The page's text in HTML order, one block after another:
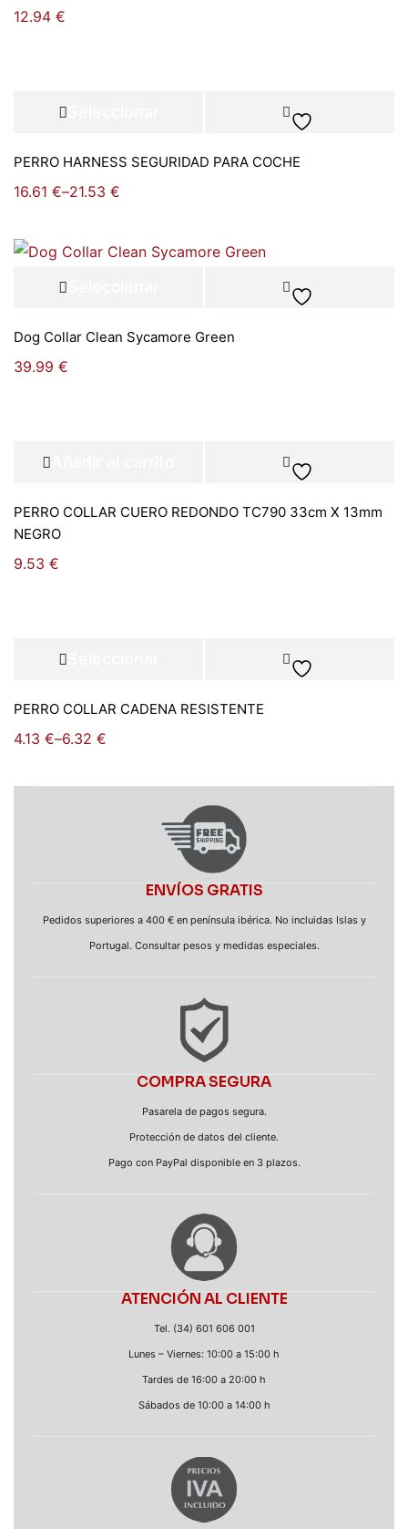
12.94 €
PERRO HARNESS SEGURIDAD PARA COCHE
16.61 €–21.53 €
opciones
Dog Collar Clean Sycamore Green
39.99 €
opciones
PERRO COLLAR CUERO REDONDO TC790 33cm X 13mm
NEGRO
9.53 €
PERRO COLLAR CADENA RESISTENTE
4.13 €–6.32 €
opciones
ENVÍOS GRATIS
Pedidos superiores a 400 € en península ibérica. No incluidas Islas y
Portugal. Consultar pesos y medidas especiales.
COMPRA SEGURA
Pasarela de pagos segura.
Protección de datos del cliente.
Pago con PayPal disponible en 3 plazos.
ATENCIÓN AL CLIENTE
Tel. (34) 601 606 001
Lunes – Viernes: 10:00 a 15:00 h
Tardes de 16:00 a 20:00 h
Sábados de 10:00 a 14:00 h